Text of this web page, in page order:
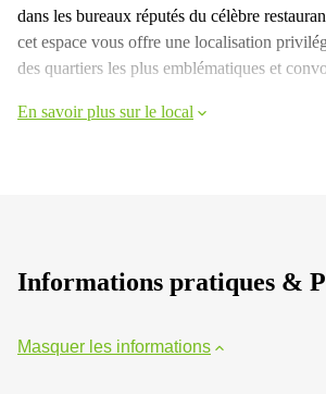
dans les bureaux réputés du célèbre
cet espace vous offre une localisation
des quartiers les plus emblématiques et
En savoir plus sur le local
Informations pratiques &
Masquer les informations